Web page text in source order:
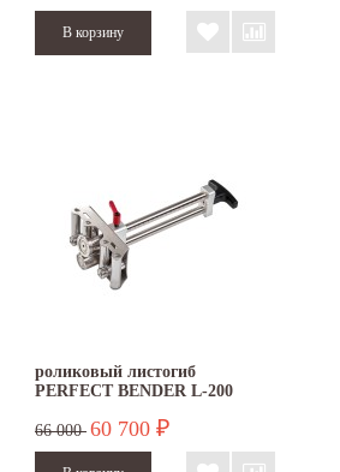
роликовый листогиб
PERFECT BENDER L-200
66 000 60 700 ₽